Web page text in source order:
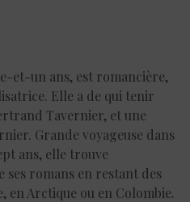
et-un ans, est romancière,
Elle a de qui tenir
Tavernier, et une
Grande voyageuse dans
ans, elle trouve
ses romans en restant des
en Arctique ou en Colombie.